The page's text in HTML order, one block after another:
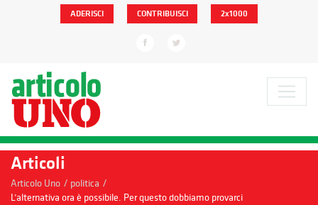
ADERISCI CONTRIBUISCI 2x1000
Articoli
Articolo Uno / politica /
L’alternativa ora è possibile. Per questo dobbiamo provarci